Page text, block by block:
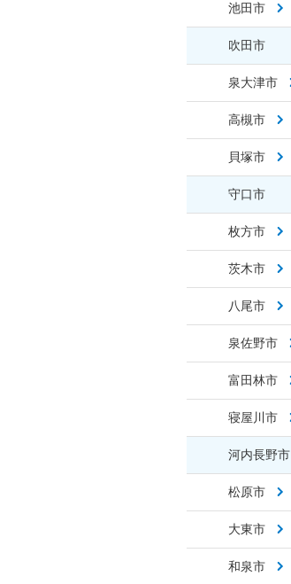
池田市
吹田市
泉大津市
高槻市
貝塚市
守口市
枚方市
茨木市
八尾市
泉佐野市
富田林市
寝屋川市
河内長野市
松原市
大東市
和泉市